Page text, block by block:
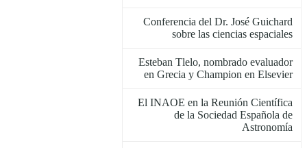
Conferencia del Dr. José Guichard
sobre las ciencias espaciales
Esteban Tlelo, nombrado evaluador
en Grecia y Champion en Elsevier
El INAOE en la Reunión Científica
de la Sociedad Española de
Astronomía